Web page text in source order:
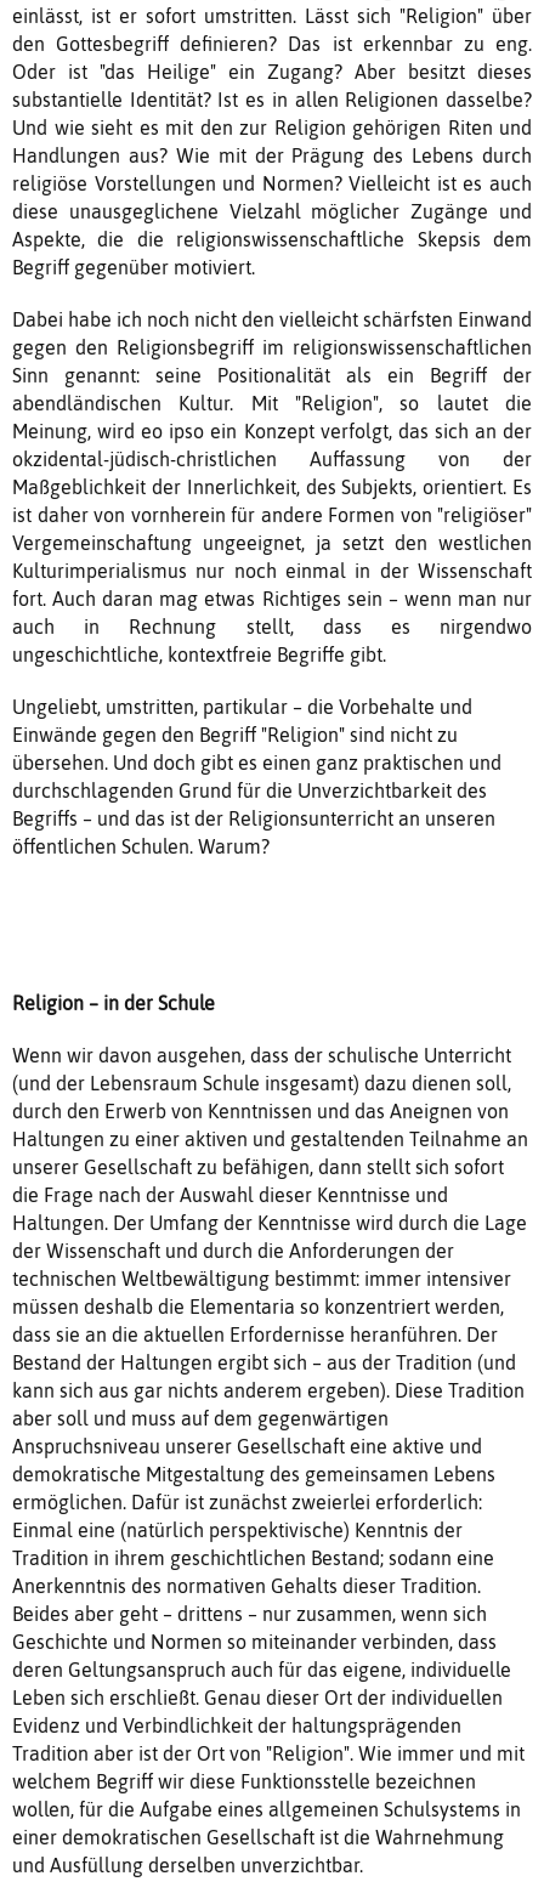
einlässt, ist er sofort umstritten. Lässt sich "Religion" über
den Gottesbegriff definieren? Das ist erkennbar zu eng.
Oder ist "das Heilige" ein Zugang? Aber besitzt dieses
substantielle Identität? Ist es in allen Religionen dasselbe?
Und wie sieht es mit den zur Religion gehörigen Riten und
Handlungen aus? Wie mit der Prägung des Lebens durch
religiöse Vorstellungen und Normen? Vielleicht ist es auch
diese unausgeglichene Vielzahl möglicher Zugänge und
Aspekte, die die religionswissenschaftliche Skepsis dem
Begriff gegenüber motiviert.
Dabei habe ich noch nicht den vielleicht schärfsten Einwand
gegen den Religionsbegriff im religionswissenschaftlichen
Sinn genannt: seine Positionalität als ein Begriff der
abendländischen Kultur. Mit "Religion", so lautet die
Meinung, wird eo ipso ein Konzept verfolgt, das sich an der
okzidental-jüdisch-christlichen Auffassung von der
Maßgeblichkeit der Innerlichkeit, des Subjekts, orientiert. Es
ist daher von vornherein für andere Formen von "religiöser"
Vergemeinschaftung ungeeignet, ja setzt den westlichen
Kulturimperialismus nur noch einmal in der Wissenschaft
fort. Auch daran mag etwas Richtiges sein – wenn man nur
auch in Rechnung stellt, dass es nirgendwo
ungeschichtliche, kontextfreie Begriffe gibt.
Ungeliebt, umstritten, partikular – die Vorbehalte und
Einwände gegen den Begriff "Religion" sind nicht zu
übersehen. Und doch gibt es einen ganz praktischen und
durchschlagenden Grund für die Unverzichtbarkeit des
Begriffs – und das ist der Religionsunterricht an unseren
öffentlichen Schulen. Warum?
Religion – in der Schule
Wenn wir davon ausgehen, dass der schulische Unterricht
(und der Lebensraum Schule insgesamt) dazu dienen soll,
durch den Erwerb von Kenntnissen und das Aneignen von
Haltungen zu einer aktiven und gestaltenden Teilnahme an
unserer Gesellschaft zu befähigen, dann stellt sich sofort
die Frage nach der Auswahl dieser Kenntnisse und
Haltungen. Der Umfang der Kenntnisse wird durch die Lage
der Wissenschaft und durch die Anforderungen der
technischen Weltbewältigung bestimmt: immer intensiver
müssen deshalb die Elementaria so konzentriert werden,
dass sie an die aktuellen Erfordernisse heranführen. Der
Bestand der Haltungen ergibt sich – aus der Tradition (und
kann sich aus gar nichts anderem ergeben). Diese Tradition
aber soll und muss auf dem gegenwärtigen
Anspruchsniveau unserer Gesellschaft eine aktive und
demokratische Mitgestaltung des gemeinsamen Lebens
ermöglichen. Dafür ist zunächst zweierlei erforderlich:
Einmal eine (natürlich perspektivische) Kenntnis der
Tradition in ihrem geschichtlichen Bestand; sodann eine
Anerkenntnis des normativen Gehalts dieser Tradition.
Beides aber geht – drittens – nur zusammen, wenn sich
Geschichte und Normen so miteinander verbinden, dass
deren Geltungsanspruch auch für das eigene, individuelle
Leben sich erschließt. Genau dieser Ort der individuellen
Evidenz und Verbindlichkeit der haltungsprägenden
Tradition aber ist der Ort von "Religion". Wie immer und mit
welchem Begriff wir diese Funktionsstelle bezeichnen
wollen, für die Aufgabe eines allgemeinen Schulsystems in
einer demokratischen Gesellschaft ist die Wahrnehmung
und Ausfüllung derselben unverzichtbar.